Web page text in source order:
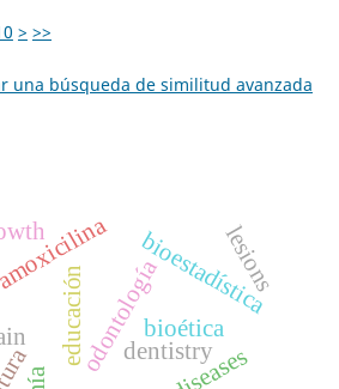
> >>
una búsqueda de similitud avanzada
odontologíadentistry
bioestadística
educación
lesions
bioética